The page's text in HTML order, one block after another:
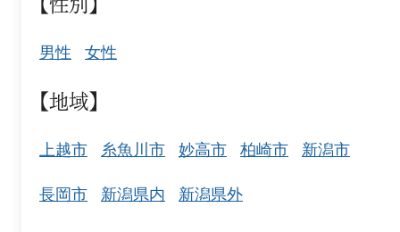
【性別】
男性 女性
【地域】
上越市 糸魚川市 妙高市 柏崎市 新潟市
長岡市 新潟県内 新潟県外